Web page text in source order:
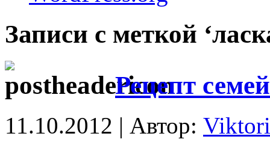
Записи с меткой
Рецепт
11.10.2012 | Автор: